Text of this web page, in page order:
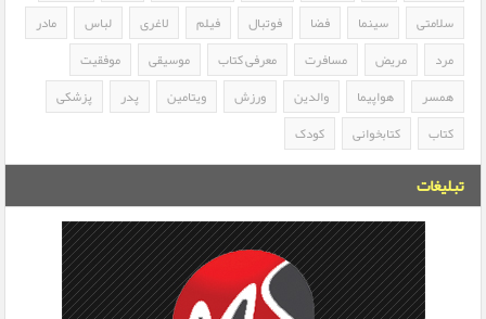
سلامتی
سینما فضا فوتبال فیلم لاغری لباس
مادر
مرد
مریض مسافرت معرفی کتاب موسیقی
موفقیت
همسر
هواپیما والدین ورزش ویتامین پدر
پزشکی
کتاب
کتابخوانی کودک
تبلیغات